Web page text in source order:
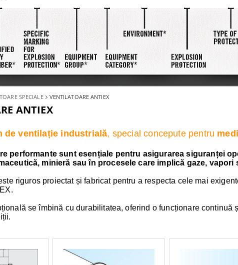
SPECIALE VENTILATOARE ANTIEX
ANTIEX
de ventilație industrială, special concepute pentru
performante sunt esențiale pentru asigurarea siguranței
minieră sau în procesele care implică gaze, vapori
riguros proiectat și fabricat pentru a respecta cele mai
se îmbină cu durabilitatea, oferind o funcționare continuă